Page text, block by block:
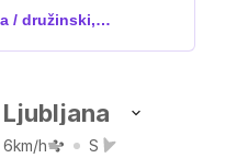
sreda ob 20.30
Ljubljana
6km/h S